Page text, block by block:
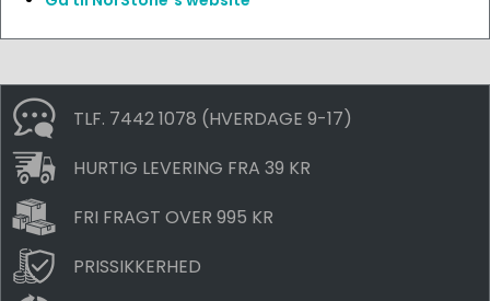
TLF. 7442 1078 (HVERDAGE 9-17)
HURTIG LEVERING FRA 39 KR
FRI FRAGT OVER 995 KR
PRISSIKKERHED